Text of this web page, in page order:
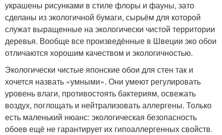
украшены рисунками в стиле флоры и фауны, зато
сделаны из экологичной бумаги, сырьём для которой
служат выращенные на экологически чистой территории
деревья. Вообще все произведённые в Швеции эко обои
отличаются хорошим качеством и экологичностью.
Экологически чистые японские обои для стен так и
хочется назвать «умными». Они умеют регулировать
уровень влаги, противостоять бактериям, освежать
воздух, поглощать и нейтрализовать аллергены. Только
есть маленький нюанс: экологическая безопасность
обоев ещё не гарантирует их гипоаллергенных свойств.